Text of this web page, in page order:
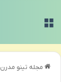
مجله تینو مدرن